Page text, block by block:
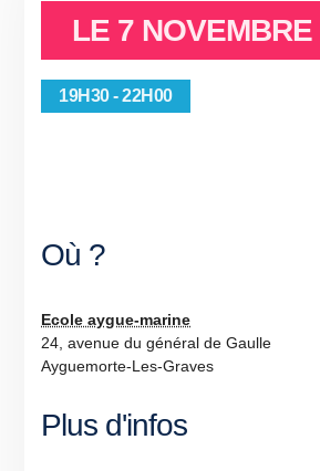
LE 7
19H30 - 22H00
Où ?
Ecole aygue-marine
24, avenue du général de Gaulle
Ayguemorte-Les-Graves
Plus d'infos